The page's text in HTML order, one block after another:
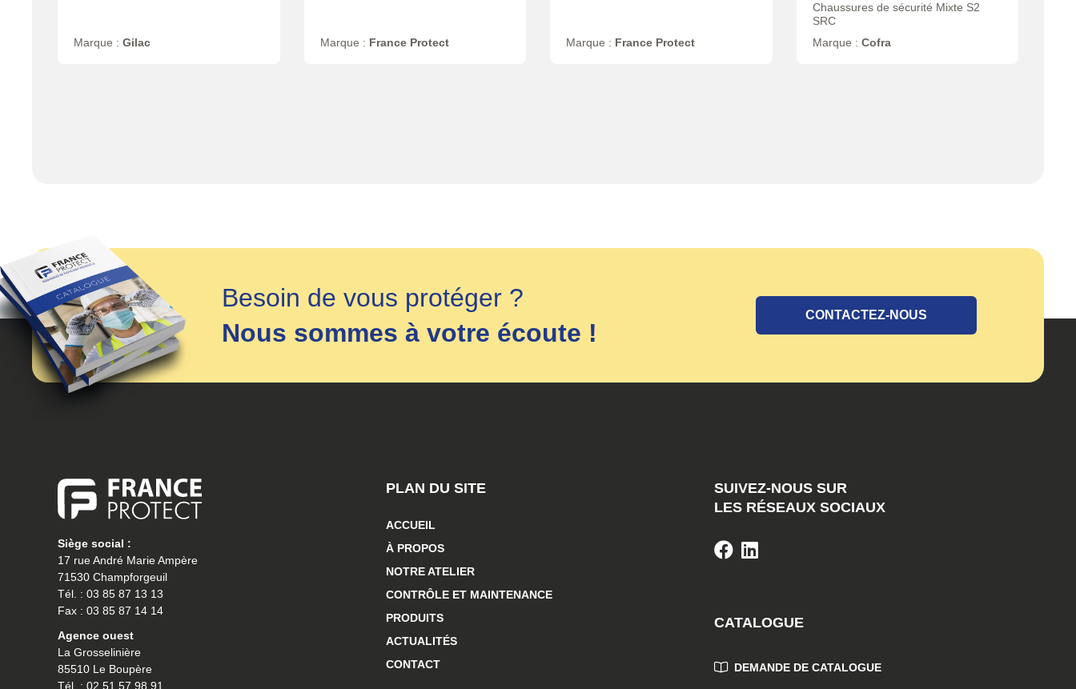
Marque : Gilac Marque : France Protect Marque : France Protect
Chaussures de sécurité Mixte S2
SRC
Marque : Cofra
Besoin de vous protéger ?
Nous sommes à votre écoute !
CONTACTEZ-NOUS
Siège social :
17 rue André Marie Ampère
71530 Champforgeuil
Tél. : 03 85 87 13 13
Fax : 03 85 87 14 14
Agence ouest
La Grosselinière
85510 Le Boupère
Tél. : 02 51 57 98 91
PLAN DU SITE
ACCUEIL
À PROPOS
NOTRE ATELIER
CONTRÔLE ET MAINTENANCE
PRODUITS
ACTUALITÉS
CONTACT
SUIVEZ-NOUS SUR
LES RÉSEAUX SOCIAUX
CATALOGUE
DEMANDE DE CATALOGUE